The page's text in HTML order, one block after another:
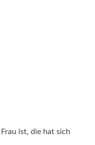
ist, die hat sich